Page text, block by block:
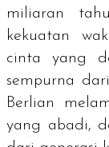
miliaran
kekuatan
cinta yang
sempurna
Berlian
yang abadi,